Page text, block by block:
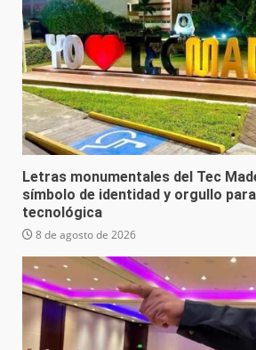
Letras monumentales del Tec
símbolo de identidad y orgullo
tecnológica
8 de agosto de 2026